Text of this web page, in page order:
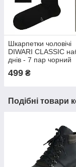
Шкарпетки чоловічі
DIWARI CLASSIC
днів - 7 пар чорний
5С-08СП VIP
для чоловіка
499 ₴
Подібні товари